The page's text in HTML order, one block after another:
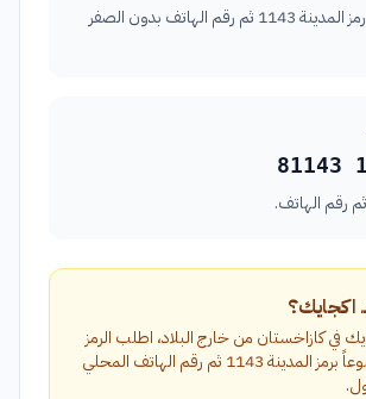
اطلب +77 ثم رمز المدينة 1143 ثم رقم الهاتف بدون الصفر
81143
اكجايك؟
في كازاخستان من خارج البلاد، اطلب الرمز
الدولي +77 متبوعاً برمز المدينة 1143 ثم رقم الهاتف المحلي